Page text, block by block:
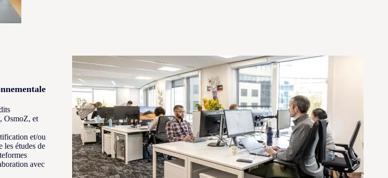
OsmoZ, et
et/ou
les études de
avec